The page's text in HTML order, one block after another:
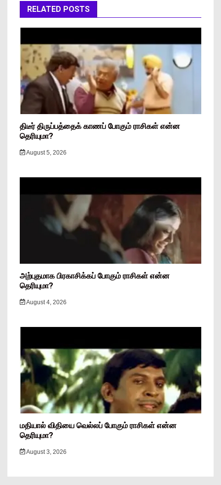
RELATED POSTS
திடீர் திருப்பத்தைக் காணப் போகும் ராசிகள் என்ன
தெரியுமா?
August 5, 2026
அற்புதமாக பிரகாசிக்கப் போகும் ராசிகள் என்ன
தெரியுமா?
August 4, 2026
மதியால் விதியை வெல்லப் போகும் ராசிகள் என்ன
தெரியுமா?
August 3, 2026